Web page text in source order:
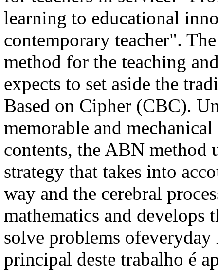
learning to educational
contemporary teacher".
method for the teaching
expects to set aside the
Based on Cipher (CBC).
memorable and
contents, the ABN method
strategy that takes into
way and the cerebral
mathematics and develops
solve problems
principal deste trabalho é